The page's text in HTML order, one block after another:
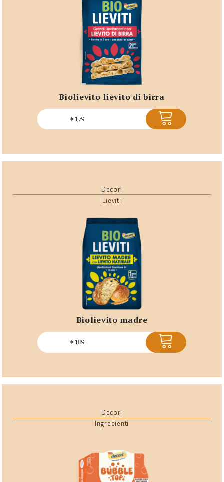
biolievito lievito di birra
€1,79 ACQUISTA
Decorì
Lieviti
biolievito madre
€1,89 ACQUISTA
Decorì
Ingredienti